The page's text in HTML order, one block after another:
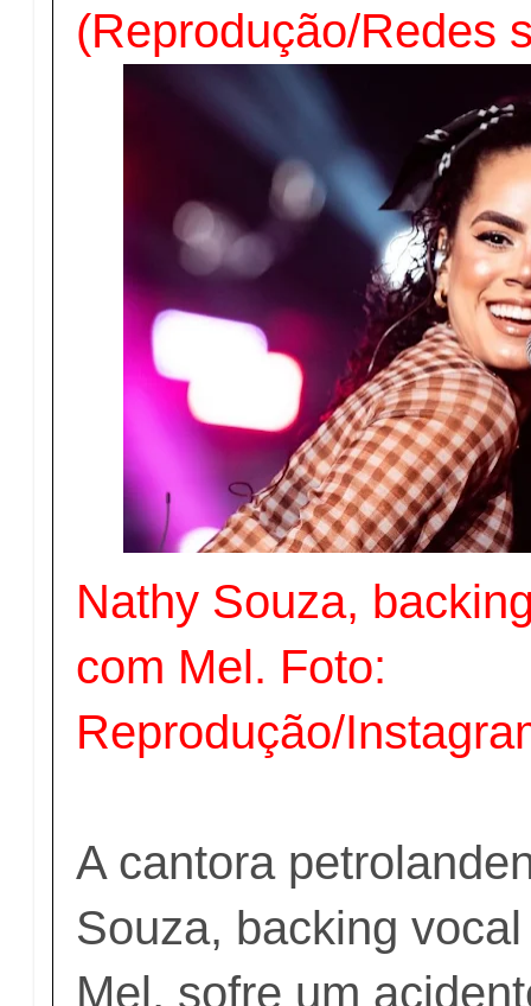
(Reprodução/Redes
Nathy Souza,
com Mel. Foto:
Reprodução/
A cantora
Souza, backing
Mel, sofre um